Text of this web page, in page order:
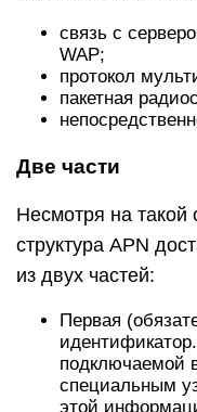
связь с
WAP;
протокол
пакетная
Две части
Несмотря на
структура APN
из двух частей:
Первая
подключаемой
специальным
этой